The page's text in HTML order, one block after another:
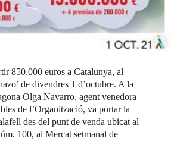
850.000 euros a Catalunya, al
de divendres 1 d’octubre. A la
Olga Navarro, agent venedora
de l’Organització, va portar la
des del punt de venda ubicat al
100, al Mercat setmanal de